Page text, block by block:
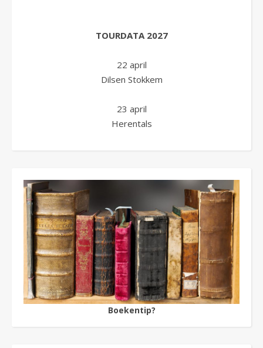
TOURDATA 2027
22 april
Dilsen Stokkem
23 april
Herentals
Boekentip?